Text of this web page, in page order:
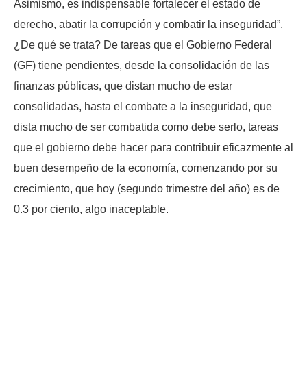
Asimismo, es indispensable fortalecer el estado de
derecho, abatir la corrupción y combatir la inseguridad”.
¿De qué se trata? De tareas que el Gobierno Federal
(GF) tiene pendientes, desde la consolidación de las
finanzas públicas, que distan mucho de estar
consolidadas, hasta el combate a la inseguridad, que
dista mucho de ser combatida como debe serlo, tareas
que el gobierno debe hacer para contribuir eficazmente al
buen desempeño de la economía, comenzando por su
crecimiento, que hoy (segundo trimestre del año) es de
0.3 por ciento, algo inaceptable.